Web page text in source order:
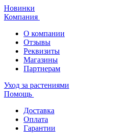
Новинки
Компания
О компании
Отзывы
Реквизиты
Магазины
Партнерам
Уход за растениями
Помощь
Доставка
Оплата
Гарантии